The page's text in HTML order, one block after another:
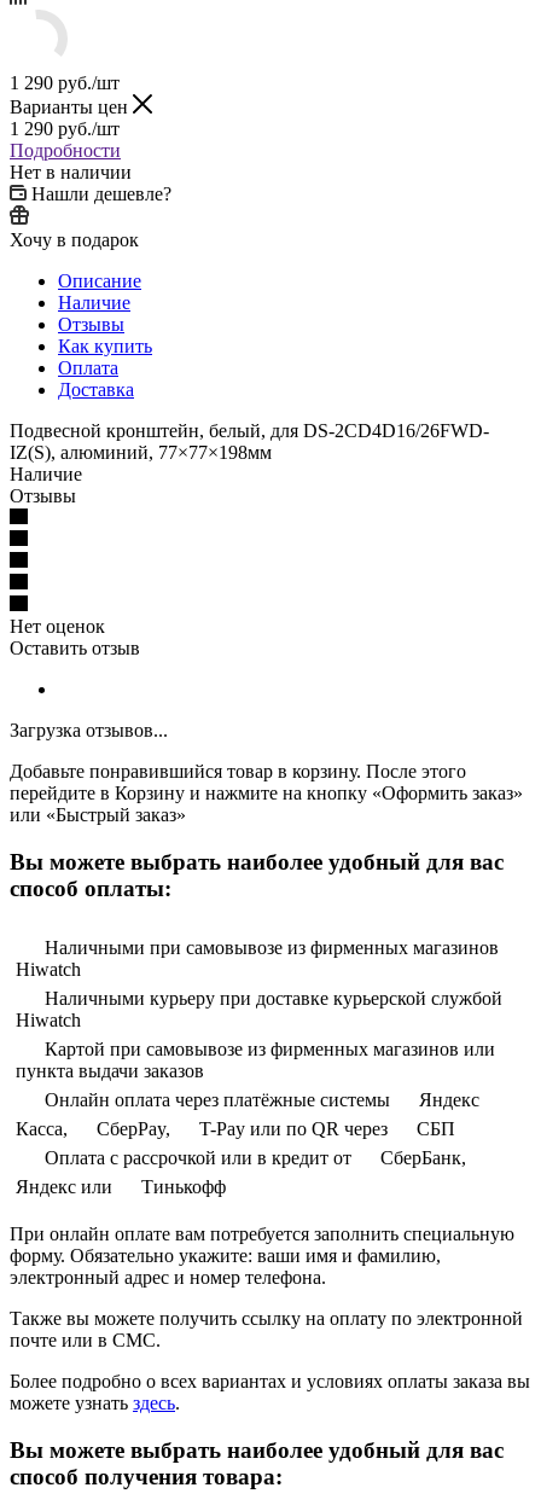
1 290 руб./шт
Варианты цен
1 290 руб./шт
Подробности
Нет в наличии
Нашли дешевле?
Хочу в подарок
Описание
Наличие
Отзывы
Как купить
Оплата
Доставка
Подвесной кронштейн, белый, для DS-2CD4D16/26FWD-
IZ(S), алюминий, 77×77×198мм
Наличие
Отзывы
Нет оценок
Оставить отзыв
Загрузка отзывов...
Добавьте понравившийся товар в корзину. После этого
перейдите в Корзину и нажмите на кнопку «Оформить заказ»
или «Быстрый заказ»
Вы можете выбрать наиболее удобный для вас
способ оплаты:
Наличными при самовывозе из фирменных магазинов
Hiwatch
Наличными курьеру при доставке курьерской службой
Hiwatch
Картой при самовывозе из фирменных магазинов или
пункта выдачи заказов
Онлайн оплата через платёжные системы
Яндекс
Касса,
СберPay, T-Pay или по QR через
СБП
Оплата с рассрочкой или в кредит от
СберБанк,
Яндекс или
Тинькофф
При онлайн оплате вам потребуется заполнить специальную
форму. Обязательно укажите: ваши имя и фамилию,
электронный адрес и номер телефона.
Также вы можете получить ссылку на оплату по электронной
почте или в СМС.
Более подробно о всех вариантах и условиях оплаты заказа вы
можете узнать здесь.
Вы можете выбрать наиболее удобный для вас
способ получения товара: